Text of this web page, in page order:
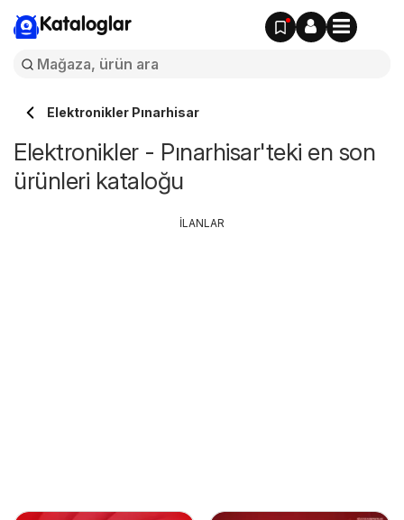
Kataloglar
Elektronikler Pınarhisar
Elektronikler - Pınarhisar'teki en son
ürünleri kataloğu
İLANLAR